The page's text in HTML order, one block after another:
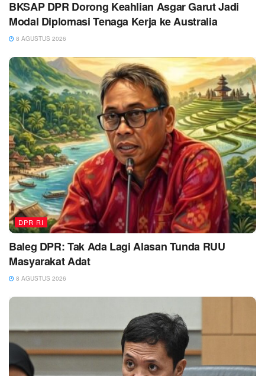
BKSAP DPR Dorong Keahlian Asgar Garut Jadi
Modal Diplomasi Tenaga Kerja ke Australia
8 AGUSTUS 2026
DPR RI
Baleg DPR: Tak Ada Lagi Alasan Tunda RUU
Masyarakat Adat
8 AGUSTUS 2026